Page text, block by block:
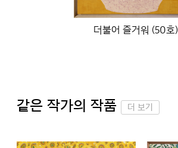
더불어 즐거워 (50호)
같은 작가의 작품 더 보기